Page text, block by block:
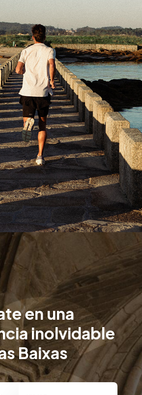
en una
inolvidable
Baixas